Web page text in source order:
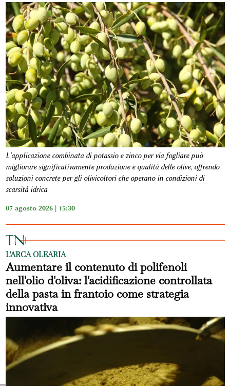
L'applicazione combinata di potassio e zinco per via fogliare può
migliorare significativamente produzione e qualità delle olive, offrendo
soluzioni concrete per gli olivicoltori che operano in condizioni di
scarsità idrica
07 agosto 2026 | 15:30
L'ARCA OLEARIA
Aumentare il contenuto di polifenoli
nell'olio d'oliva: l'acidificazione controllata
della pasta in frantoio come strategia
innovativa